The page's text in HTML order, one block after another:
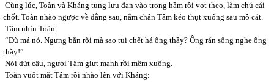
Cùng lúc, Toàn và Kháng tung lựu đạn vào trong hầm rồi vọt theo, làm chủ cái
chốt. Toàn nhào ngược về đằng sau, nắm chân Tâm kéo thụt xuống sau mô cát.
Tâm nhìn Toàn:
“Đù má nó. Ngưng bắn rồi mà sao tui chết hả ông thầy? Ông rán sống nghe ông
thầy!”
Nói dứt câu, người Tâm giựt mạnh rồi mềm xuống.
Toàn vuốt mắt Tâm rồi nhào lên với Kháng: